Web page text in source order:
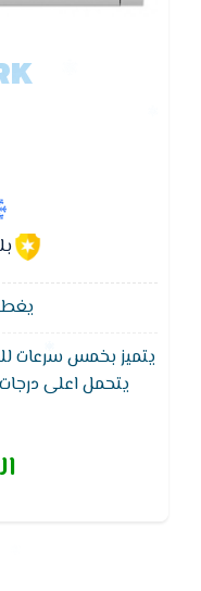
يغطي
يتميز بخمس سرعات
يتحمل اعلى
الاقتصادى أثناء
منخفضه وايضا